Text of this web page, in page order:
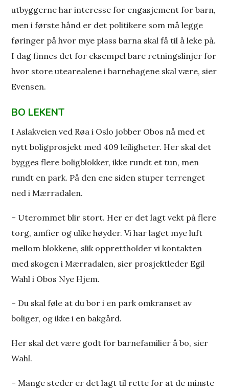
utbyggerne har interesse for engasjement for barn,
men i første hånd er det politikere som må legge
føringer på hvor mye plass barna skal få til å leke på.
I dag finnes det for eksempel bare retningslinjer for
hvor store utearealene i barnehagene skal være, sier
Evensen.
BO LEKENT
I Aslakveien ved Røa i Oslo jobber Obos nå med et
nytt boligprosjekt med 409 leiligheter. Her skal det
bygges flere boligblokker, ikke rundt et tun, men
rundt en park. På den ene siden stuper terrenget
ned i Mærradalen.
– Uterommet blir stort. Her er det lagt vekt på flere
torg, amfier og ulike høyder. Vi har laget mye luft
mellom blokkene, slik opprettholder vi kontakten
med skogen i Mærradalen, sier prosjektleder Egil
Wahl i Obos Nye Hjem.
– Du skal føle at du bor i en park omkranset av
boliger, og ikke i en bakgård.
Her skal det være godt for barnefamilier å bo, sier
Wahl.
– Mange steder er det lagt til rette for at de minste